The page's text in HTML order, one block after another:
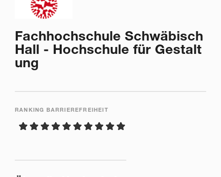
Fachhochschule Schwäbisch
Hall - Hochschule für Gestalt
ung
RANKING BARRIEREFREIHEIT